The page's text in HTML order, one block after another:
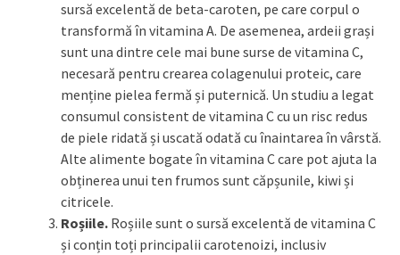
sursă excelentă de beta-caroten, pe care corpul o
transformă în vitamina A. De asemenea, ardeii grași
sunt una dintre cele mai bune surse de vitamina C,
necesară pentru crearea colagenului proteic, care
menține pielea fermă și puternică. Un studiu a legat
consumul consistent de vitamina C cu un risc redus
de piele ridată și uscată odată cu înaintarea în vârstă.
Alte alimente bogate în vitamina C care pot ajuta la
obținerea unui ten frumos sunt căpșunile, kiwi și
citricele.
Roșiile. Roșiile sunt o sursă excelentă de vitamina C
și conțin toți principalii carotenoizi, inclusiv